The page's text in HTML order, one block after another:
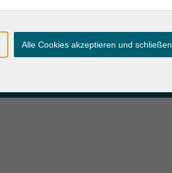
Alle Cookies akzeptieren und schließen